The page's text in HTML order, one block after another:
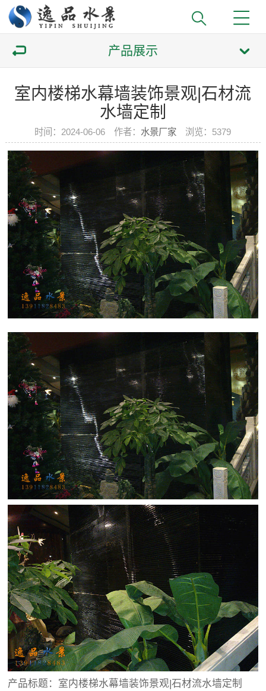
产品展示
室内楼梯水幕墙装饰景观|石材流
水墙定制
时间：2024-06-06 作者： 水景厂家 浏览： 5379
产品标题： 室内楼梯水幕墙装饰景观|石材流水墙定制